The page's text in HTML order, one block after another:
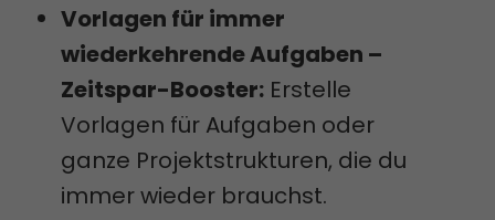
Vorlagen für immer
wiederkehrende Aufgaben –
Zeitspar-Booster: Erstelle
Vorlagen für Aufgaben oder
ganze Projektstrukturen, die du
immer wieder brauchst.